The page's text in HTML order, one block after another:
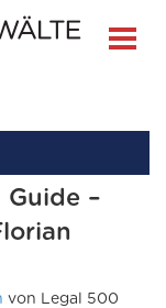
–
von Legal 500